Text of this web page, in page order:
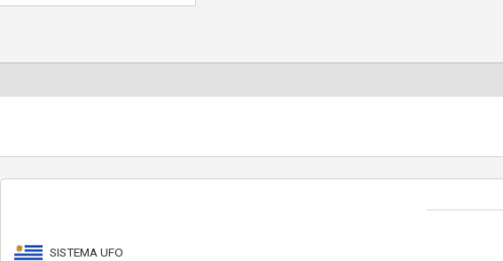
SISTEMA UFO